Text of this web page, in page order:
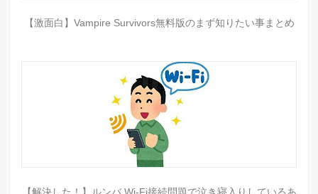
【激面白】Vampire Survivors無料版のまず知りたい事まとめ
【解決した！】ルンバ Wi-Fi接続問題で泣き寝入りしているあ